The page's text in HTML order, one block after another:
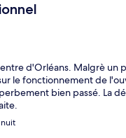
d'Orléans. Malgrè un
le fonctionnement de
bien passé. La